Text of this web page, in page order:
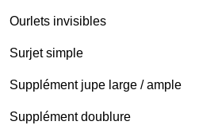
Ourlets invisibles
Surjet simple
Supplément jupe large / ample
Supplément doublure